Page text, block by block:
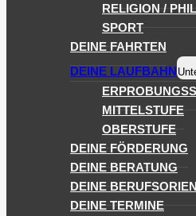
RELIGION /
SPORT
DEINE FAHRTEN
DEINE LAUFBAHN
MITTELSTUFE
OBERSTUFE
DEINE FÖRDERUNG
DEINE BERATUNG
DEINE
DEINE TERMINE